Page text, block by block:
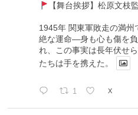
【舞台挨拶】松原文枝
1945年 関東軍敗走の満
絶な運命―身も心も傷を
れ、この事実は長年伏せ
たちは手を携えた。
1 X